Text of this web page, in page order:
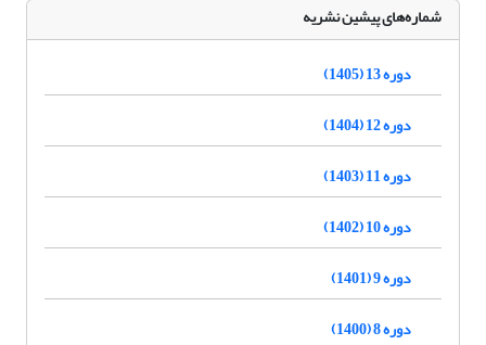
شماره‌های پیشین نشریه
دوره 13 (1405)
دوره 12 (1404)
دوره 11 (1403)
دوره 10 (1402)
دوره 9 (1401)
دوره 8 (1400)